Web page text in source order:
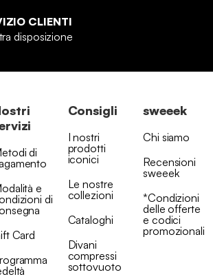
CLIENTI
disposizione
di
e
di
Card
Consigli
I nostri
prodotti
iconici
Le nostre
collezioni
Cataloghi
Divani
compressi
sottovuoto
sweeek
Chi siamo
Recensioni
sweeek
*Condizioni
delle offerte
e codici
promozionali